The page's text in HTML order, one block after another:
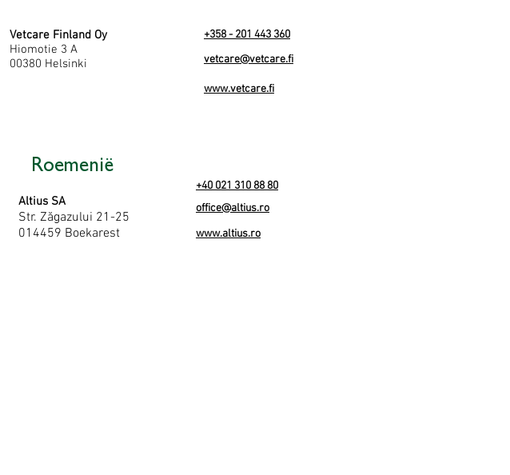
Vetcare Finland Oy
Hiomotie 3 A
00380 Helsinki
+358 - 201 443 360
vetcare@vetcare.fi
www.vetcare.fi
Roemenië
Altius SA
Str. Zăgazului 21-25
014459 Boekarest
+40 021 310 88 80
office@altius.ro
www.altius.ro